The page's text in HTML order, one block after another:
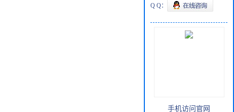
Q Q：
手机访问官网